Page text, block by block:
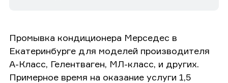
Промывка кондиционера Мерседес в
Екатеринбурге для моделей производителя
А-Класс, Гелентваген, МЛ-класс, и других.
Примерное время на оказание услуги 1,5